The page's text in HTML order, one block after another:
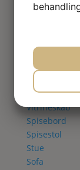
Legetøj
Seng
Natbord
Spisestue
Vitrineskab
Spisebord
Spisestol
Stue
Sofa